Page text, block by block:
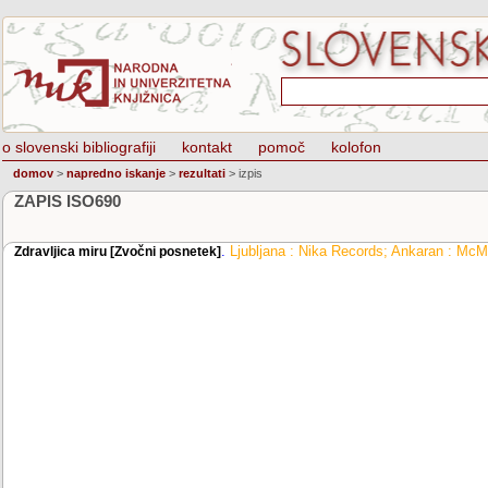
o slovenski bibliografiji kontakt pomoč kolofon
domov > napredno iskanje > rezultati > izpis
ZAPIS ISO690
Zdravljica miru [Zvočni posnetek] . Ljubljana : Nika Records; Ankaran :